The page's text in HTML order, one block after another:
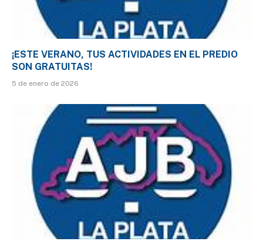
¡ESTE VERANO, TUS ACTIVIDADES EN EL PREDIO
SON GRATUITAS!
5 de enero de 2026